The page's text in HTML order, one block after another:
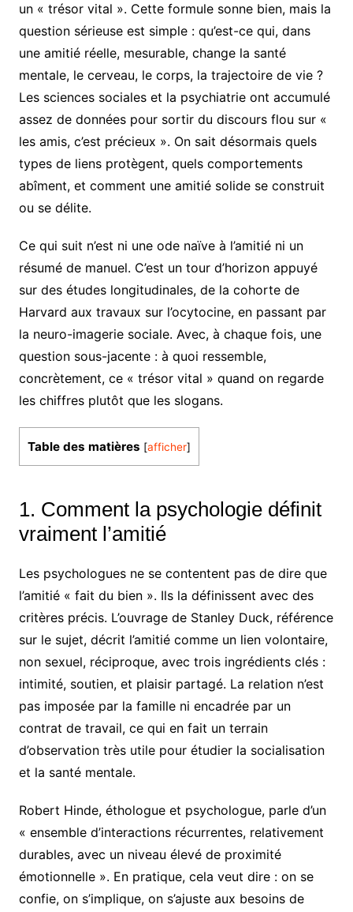
un « trésor vital ». Cette formule sonne bien, mais la
question sérieuse est simple : qu’est-ce qui, dans
une amitié réelle, mesurable, change la santé
mentale, le cerveau, le corps, la trajectoire de vie ?
Les sciences sociales et la psychiatrie ont accumulé
assez de données pour sortir du discours flou sur «
les amis, c’est précieux ». On sait désormais quels
types de liens protègent, quels comportements
abîment, et comment une amitié solide se construit
ou se délite.
Ce qui suit n’est ni une ode naïve à l’amitié ni un
résumé de manuel. C’est un tour d’horizon appuyé
sur des études longitudinales, de la cohorte de
Harvard aux travaux sur l’ocytocine, en passant par
la neuro-imagerie sociale. Avec, à chaque fois, une
question sous-jacente : à quoi ressemble,
concrètement, ce « trésor vital » quand on regarde
les chiffres plutôt que les slogans.
Table des matières [afficher]
1. Comment la psychologie définit
vraiment l’amitié
Les psychologues ne se contentent pas de dire que
l’amitié « fait du bien ». Ils la définissent avec des
critères précis. L’ouvrage de Stanley Duck, référence
sur le sujet, décrit l’amitié comme un lien volontaire,
non sexuel, réciproque, avec trois ingrédients clés :
intimité, soutien, et plaisir partagé. La relation n’est
pas imposée par la famille ni encadrée par un
contrat de travail, ce qui en fait un terrain
d’observation très utile pour étudier la socialisation
et la santé mentale.
Robert Hinde, éthologue et psychologue, parle d’un
« ensemble d’interactions récurrentes, relativement
durables, avec un niveau élevé de proximité
émotionnelle ». En pratique, cela veut dire : on se
confie, on s’implique, on s’ajuste aux besoins de